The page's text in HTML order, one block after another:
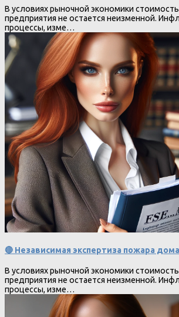
В условиях рыночной экономики
предприятия не остается неизменной.
процессы, изме…
🔴 Независимая экспертиза пожара дома
В условиях рыночной экономики
предприятия не остается неизменной.
процессы, изме…